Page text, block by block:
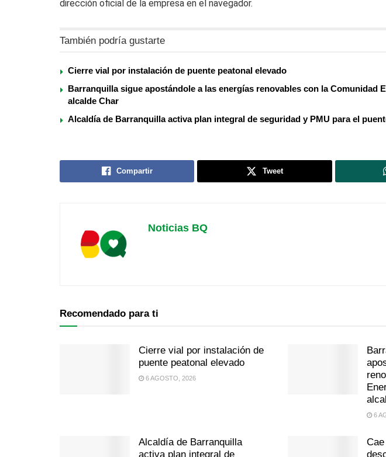
dirección oficial de la empresa en el navegador.
También podría gustarte
Cierre vial por instalación de puente peatonal elevado
Barranquilla sigue apostándole a las energías renovables con la Comunidad
alcalde Char
Alcaldía de Barranquilla activa plan integral de seguridad y PMU para el
Compartir Tweet
Noticias BQ
Recomendado para ti
Cierre vial por instalación de
puente peatonal elevado
6 AGOSTO, 2026
6
Alcaldía de Barranquilla
activa plan integral de